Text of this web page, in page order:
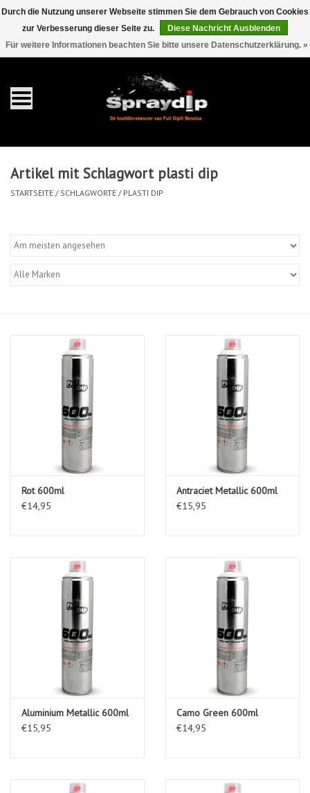
EUR 0 Artikel - €0,00
Gallonen
Sprays
Sets
Zubehör
Artikel mit Schlagwort plasti dip
STARTSEITE / SCHLAGWORTE / PLASTI DIP
Rot 600ml
€14,95
Antraciet Metallic 600ml
€15,95
Aluminium Metallic 600ml
€15,95
Camo Green 600ml
€14,95
Durch die Nutzung unserer Webseite stimmen Sie dem Gebrauch von Cookies
zur Verbesserung dieser Seite zu.
Diese Nachricht Ausblenden
Für weitere Informationen beachten Sie bitte unsere Datenschutzerklärung. »